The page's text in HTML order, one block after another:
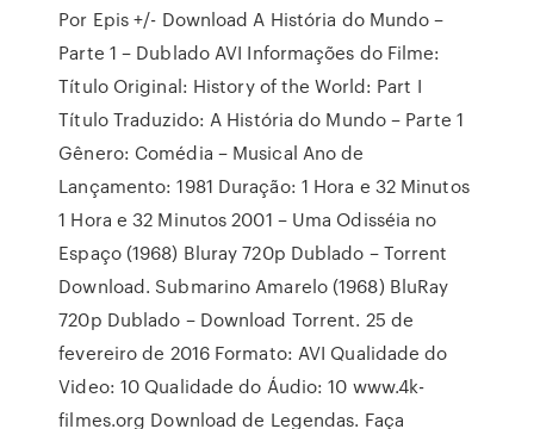
Por Epis +/- Download A História do Mundo –
Parte 1 – Dublado AVI Informações do Filme:
Título Original: History of the World: Part I
Título Traduzido: A História do Mundo – Parte 1
Gênero: Comédia – Musical Ano de
Lançamento: 1981 Duração: 1 Hora e 32 Minutos
1 Hora e 32 Minutos 2001 – Uma Odisséia no
Espaço (1968) Bluray 720p Dublado – Torrent
Download. Submarino Amarelo (1968) BluRay
720p Dublado – Download Torrent. 25 de
fevereiro de 2016 Formato: AVI Qualidade do
Video: 10 Qualidade do Áudio: 10 www.4k-
filmes.org Download de Legendas. Faça